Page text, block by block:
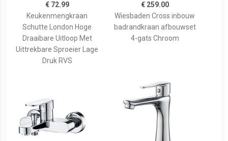
€ 72.99
Keukenmengkraan
Schutte London Hoge
Draaibare Uitloop Met
Uittrekbare Sproeier Lage
Druk RVS
€ 259.00
Wiesbaden Cross inbouw
badrandkraan afbouwset
4-gats Chroom